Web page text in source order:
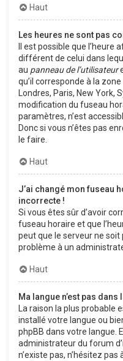
Haut
Les heures ne sont pas
Il est possible que
différent de celui dans
au panneau de l’utilisateur
qu’il corresponde à la
Londres, Paris, New York,
modification du fuseau
paramètres, n’est
Donc si vous n’êtes pas
le faire.
Haut
J’ai changé mon fuseau
incorrecte !
Si vous êtes sûr d’avoir
fuseau horaire et que
peut que le serveur ne soit
problème à un
Haut
Ma langue n’est pas dans
La raison la plus probable
installé votre langue ou
phpBB dans votre langue.
administrateur du forum
n’existe pas, n’hésitez